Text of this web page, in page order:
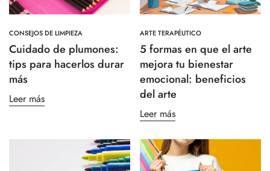
CONSEJOS DE LIMPIEZA
Cuidado de plumones:
tips para hacerlos durar
más
Leer más
ARTE TERAPÉUTICO
5 formas en que el arte
mejora tu bienestar
emocional: beneficios
del arte
Leer más